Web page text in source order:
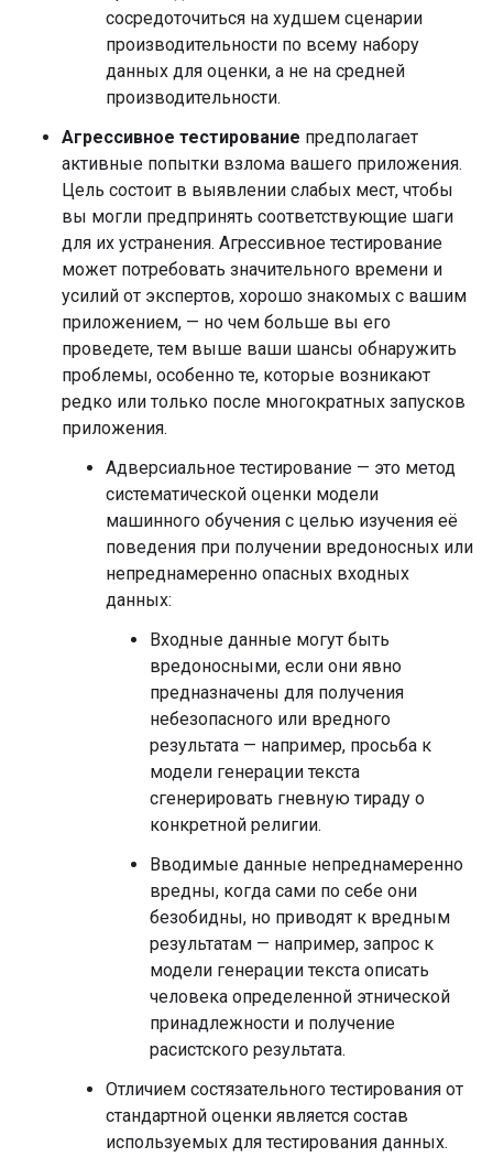
сосредоточиться на худшем сценарии
производительности по всему набору
данных для оценки, а не на средней
производительности.
Агрессивное тестирование предполагает
активные попытки взлома вашего приложения.
Цель состоит в выявлении слабых мест, чтобы
вы могли предпринять соответствующие шаги
для их устранения. Агрессивное тестирование
может потребовать значительного времени и
усилий от экспертов, хорошо знакомых с вашим
приложением, — но чем больше вы его
проведете, тем выше ваши шансы обнаружить
проблемы, особенно те, которые возникают
редко или только после многократных запусков
приложения.
Адверсиальное тестирование — это метод
систематической оценки модели
машинного обучения с целью изучения её
поведения при получении вредоносных или
непреднамеренно опасных входных
данных:
Входные данные могут быть
вредоносными, если они явно
предназначены для получения
небезопасного или вредного
результата — например, просьба к
модели генерации текста
сгенерировать гневную тираду о
конкретной религии.
Вводимые данные непреднамеренно
вредны, когда сами по себе они
безобидны, но приводят к вредным
результатам — например, запрос к
модели генерации текста описать
человека определенной этнической
принадлежности и получение
расистского результата.
Отличием состязательного тестирования от
стандартной оценки является состав
используемых для тестирования данных.